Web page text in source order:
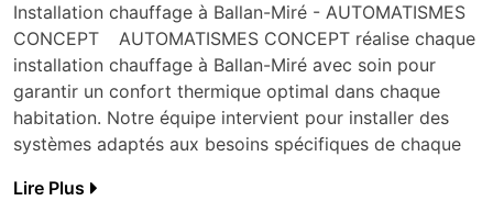
Installation chauffage à Ballan-Miré - AUTOMATISMES
CONCEPT AUTOMATISMES CONCEPT réalise chaque
installation chauffage à Ballan-Miré avec soin pour
garantir un confort thermique optimal dans chaque
habitation. Notre équipe intervient pour installer des
systèmes adaptés aux besoins spécifiques de chaque
Lire Plus